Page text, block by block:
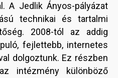
A Jedlik Ányos-pályázat
technikai és tartalmi
2008-tól az addig
fejlettebb, internetes
dolgoztunk. Ez részben
intézmény különböző